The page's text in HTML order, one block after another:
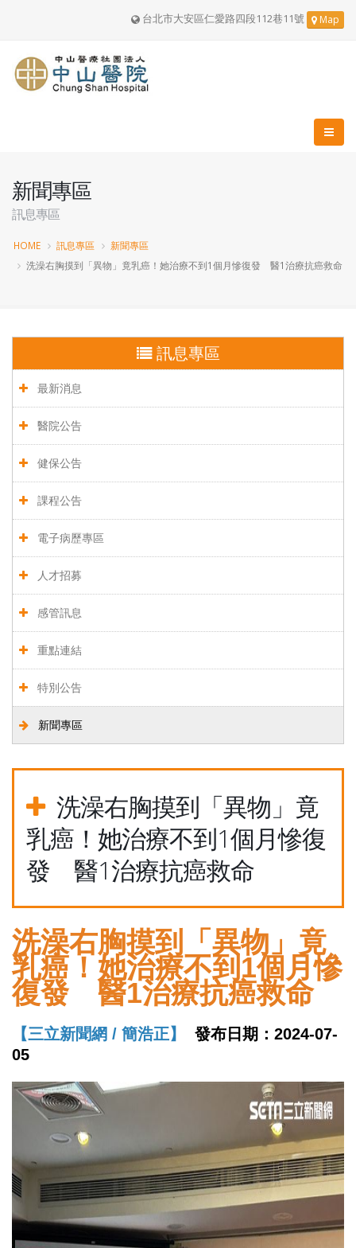
台北市大安區仁愛路四段112巷11號 Map
新聞專區
訊息專區
HOME 訊息專區
新聞專區
洗澡右胸摸到「異物」竟乳癌！她治療不到1個月慘復發 醫1治療抗癌救命
訊息專區
最新消息
醫院公告
健保公告
課程公告
電子病歷專區
人才招募
感管訊息
重點連結
特別公告
新聞專區
洗澡右胸摸到「異物」竟
乳癌！她治療不到1個月慘復
發 醫1治療抗癌救命
洗澡右胸摸到「異物」竟
乳癌！她治療不到1個月慘
復發 醫1治療抗癌救命
【三立新聞網 / 簡浩正】 發布日期：2024-07-
05